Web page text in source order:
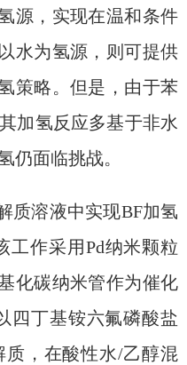
源，实现在温和条件
水为氢源，则可提供
策略。但是，由于苯
加氢反应多基于非水
仍面临挑战。
质溶液中实现BF加氢
工作采用Pd纳米颗粒
化碳纳米管作为催化
四丁基铵六氟磷酸盐
质，在酸性水/乙醇混